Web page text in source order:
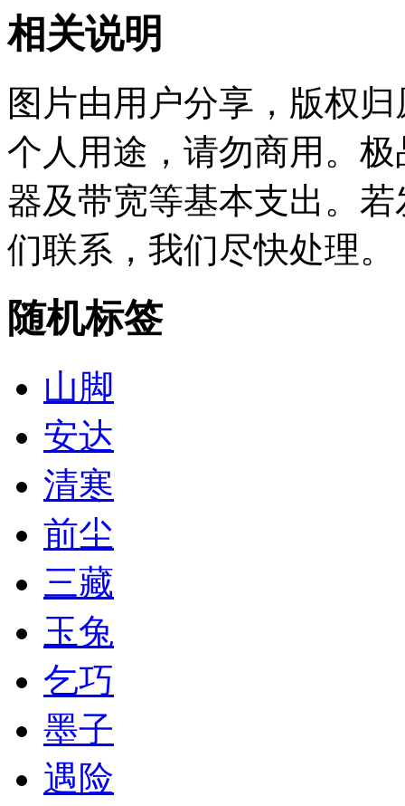
相关说明
图片由用户分享，版权
个人用途，请勿商用。
器及带宽等基本支出。
们联系，我们尽快处理。
随机标签
山脚
安达
清寒
前尘
三藏
玉兔
乞巧
墨子
遇险